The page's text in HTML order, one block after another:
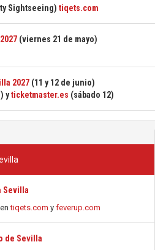
Sevilla
entiqets.com y feverup.com
de Sevilla
Sightseeing) tiqets.com
(viernes 21 de mayo)
2027 (11 y 12 de junio)
yticketmaster.es (sábado 12)